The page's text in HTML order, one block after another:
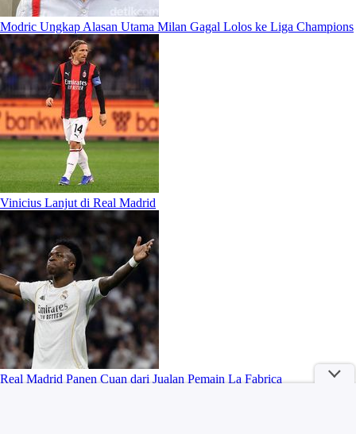
Modric Ungkap Alasan Utama Milan Gagal Lolos ke Liga Champions
Vinicius Lanjut di Real Madrid
Real Madrid Panen Cuan dari Jualan Pemain La Fabrica